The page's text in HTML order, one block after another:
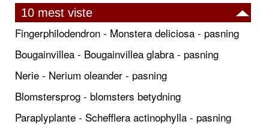
10 mest viste
Fingerphilodendron - Monstera deliciosa - pasning
Bougainvillea - Bougainvillea glabra - pasning
Nerie - Nerium oleander - pasning
Blomstersprog - blomsters betydning
Paraplyplante - Schefflera actinophylla - pasning